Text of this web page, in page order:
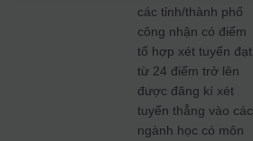
các tỉnh/thành phố
công nhận có điểm
tổ hợp xét tuyển đạt
từ 24 điểm trở lên
được đăng kí xét
tuyển thẳng vào các
ngành học có môn